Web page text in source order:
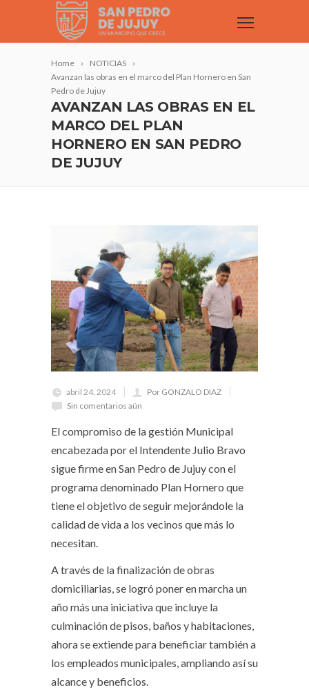
Home
NOTICIAS
Avanzan las obras en el marco del Plan Hornero en San
Pedro de Jujuy
AVANZAN LAS OBRAS EN EL
MARCO DEL PLAN
HORNERO EN SAN PEDRO
DE JUJUY
abril 24, 2024
Por GONZALO DIAZ
Sin comentarios aún
El compromiso de la gestión Municipal
encabezada por el Intendente Julio Bravo
sigue firme en San Pedro de Jujuy con el
programa denominado Plan Hornero que
tiene el objetivo de seguir mejorándole la
calidad de vida a los vecinos que más lo
necesitan.
A través de la finalización de obras
domiciliarias, se logró poner en marcha un
año más una iniciativa que incluye la
culminación de pisos, baños y habitaciones,
ahora se extiende para beneficiar también a
los empleados municipales, ampliando así su
alcance y beneficios.